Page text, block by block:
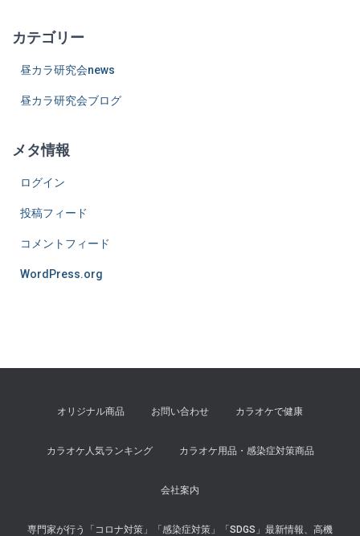
カテゴリー
昼カラ研究会news
昼カラ研究会ブログ
メタ情報
ログイン
投稿フィード
コメントフィード
WordPress.org
オリジナル商品 お問い合わせ カラオケで健康
カラオケ人気ランキング カラオケ用品・感染症対策商品
会社案内
専門家が行う「コロナ対策」「感染症対策」「SDGS」最新情報、高機